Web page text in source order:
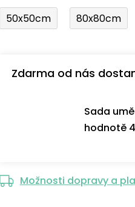
50x50cm 80x80cm
Zdarma od nás
Sada
hodnotě
Možnosti dopravy a